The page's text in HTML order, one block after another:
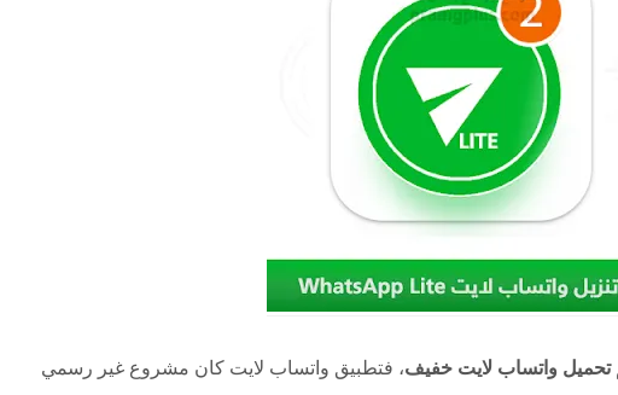
تحميل واتساب لايت خفيف، فتطبيق واتساب لايت كان مشروع غير رسمي